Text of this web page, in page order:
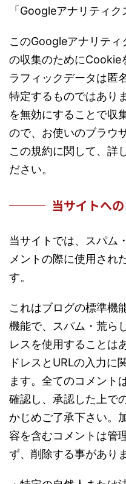
「Googleアナリティク
このGoogleアナリティ
の収集のためにCookie
ラフィックデータは匿
特定するものではあり
を無効にすることで収
ので、お使いのブラウ
この規約に関して、詳
ださい。
当サイトへ
当サイトでは、スパム
メントの際に使用され
す。
これはブログの標準機
機能で、スパム・荒ら
レスを使用することは
ドレスとURLの入力に
ます。全てのコメント
確認し、承認した上で
かじめご了承下さい。
容を含むコメントは管
ず、削除する事があり